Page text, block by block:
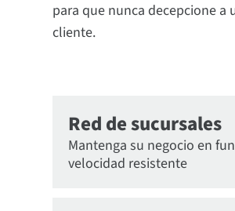
para que nunca decepcione a
cliente.
Red de sucursales
Mantenga su negocio en
velocidad resistente